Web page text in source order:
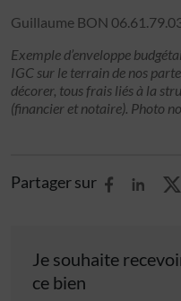
Guillaume BON
Exemple d’enveloppe
IGC sur le terrain de nos
décorer, tous frais liés à la
(financier et notaire). Photo
Partager sur
Je souhaite
ce bien